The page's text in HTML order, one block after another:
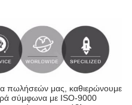
πωλήσεών μας, καθιερώνουμε
σύμφωνα με ISO-9000